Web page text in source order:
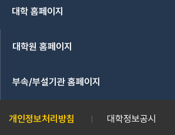
대학 홈페이지
대학원 홈페이지
부속/부설기관 홈페이지
개인정보처리방침 대학정보공시